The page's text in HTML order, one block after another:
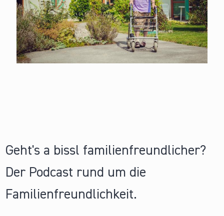
Geht's a bissl familienfreundlicher?
Der Podcast rund um die
Familienfreundlichkeit.